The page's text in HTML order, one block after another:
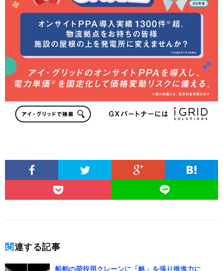
関連する記事
船舶の荷役用クレーンに「帆」を張り推進力に